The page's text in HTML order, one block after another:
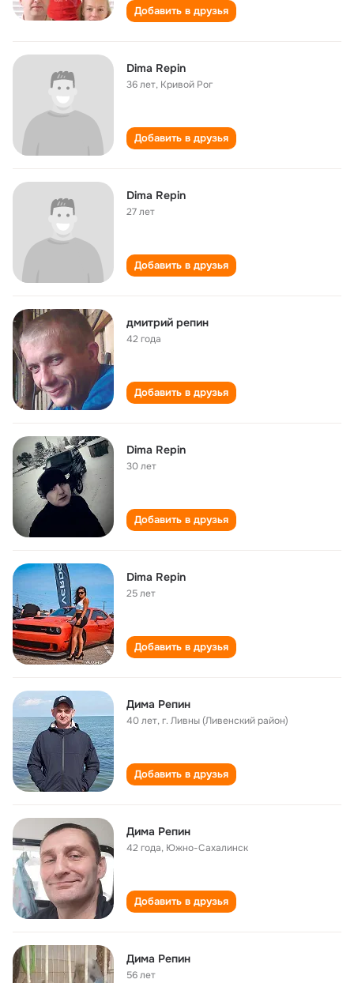
Добавить в друзья
Dima Repin
36 лет, Кривой Рог
Добавить в друзья
Dima Repin
27 лет
Добавить в друзья
дмитрий репин
42 года
Добавить в друзья
Dima Repin
30 лет
Добавить в друзья
Dima Repin
25 лет
Добавить в друзья
Дима Репин
40 лет,г. Ливны (Ливенский район)
Добавить в друзья
Дима Репин
42 года, Южно-Сахалинск
Добавить в друзья
Дима Репин
56 лет